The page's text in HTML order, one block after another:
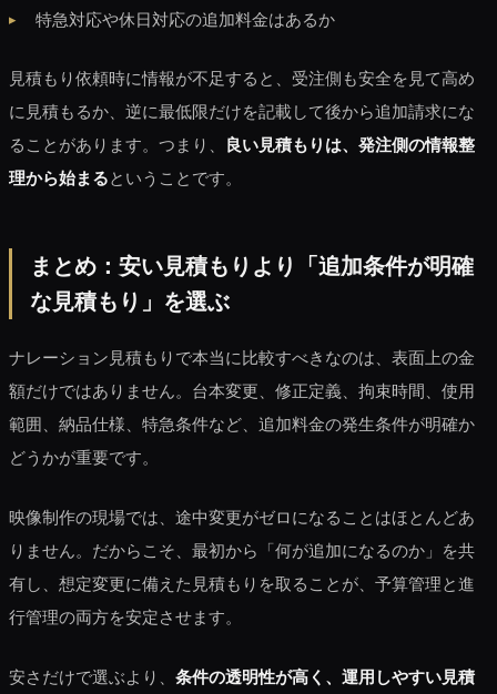
特急対応や休日対応の追加料金はあるか
見積もり依頼時に情報が不足すると、受注側も安全を見て高め
に見積もるか、逆に最低限だけを記載して後から追加請求にな
ることがあります。つまり、
良い見積もりは、発注側の情報整
理から始まるということです。
まとめ：安い見積もりより「追加条件が明確
な見積もり」を選ぶ
ナレーション見積もりで本当に比較すべきなのは、表面上の金
額だけではありません。台本変更、修正定義、拘束時間、使用
範囲、納品仕様、特急条件など、追加料金の発生条件が明確か
どうかが重要です。
映像制作の現場では、途中変更がゼロになることはほとんどあ
りません。だからこそ、最初から「何が追加になるのか」を共
有し、想定変更に備えた見積もりを取ることが、予算管理と進
行管理の両方を安定させます。
安さだけで選ぶより、 条件の透明性が高く、運用しやすい見積